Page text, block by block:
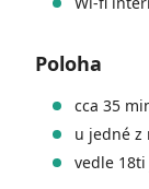
Poloha
cca 35
u jedné z
vedle